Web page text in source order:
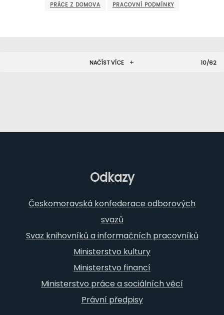
PRÁCE Z DOMOVA
PRACOVNÍ PODMÍNKY
NAČÍST VÍCE 10/62
Odkazy
Českomoravská konfederace odborových
svazů
Svaz knihovníků a informačních pracovníků
Ministerstvo kultury
Ministerstvo financí
Ministerstvo práce a sociálních věcí
Právní předpisy